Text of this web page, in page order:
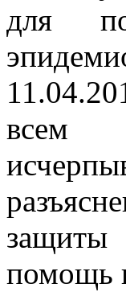
для
всем
защиты
помощь